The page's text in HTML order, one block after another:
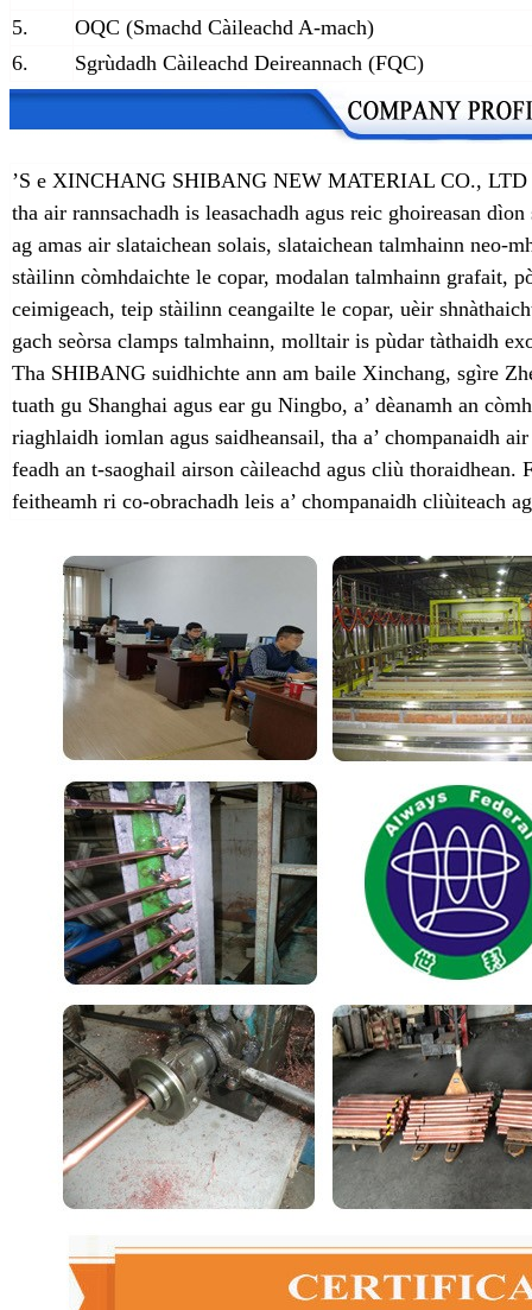
5.
OQC (Smachd Càileachd A-mach)
6.
Sgrùdadh Càileachd Deireannach (FQC)
’S e XINCHANG SHIBANG NEW MATERIAL CO., LTD
tha air rannsachadh is leasachadh agus reic ghoireasan
ag amas air slataichean solais, slataichean talmhainn neo-
stàilinn còmhdaichte le copar, modalan talmhainn grafait,
ceimigeach, teip stàilinn ceangailte le copar, uèir
gach seòrsa clamps talmhainn, molltair is pùdar tàthaidh
Tha SHIBANG suidhichte ann am baile Xinchang, sgìre
tuath gu Shanghai agus ear gu Ningbo, a’ dèanamh an
riaghlaidh iomlan agus saidheansail, tha a’ chompanaidh
feadh an t-saoghail airson càileachd agus cliù thoraidhean.
feitheamh ri co-obrachadh leis a’ chompanaidh cliùiteach